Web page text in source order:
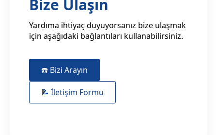
Bize Ulaşın
Yardıma ihtiyaç duyuyorsanız bize ulaşmak
için aşağıdaki bağlantıları kullanabilirsiniz.
☎️ Bizi Arayın
📝 İletişim Formu